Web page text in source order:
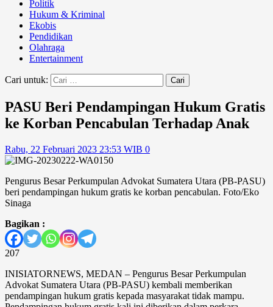
Politik
Hukum & Kriminal
Ekobis
Pendidikan
Olahraga
Entertainment
Cari untuk:
PASU Beri Pendampingan Hukum Gratis
ke Korban Pencabulan Terhadap Anak
Rabu, 22 Februari 2023 23:53 WIB 0
Pengurus Besar Perkumpulan Advokat Sumatera Utara (PB-PASU)
beri pendampingan hukum gratis ke korban pencabulan. Foto/Eko
Sinaga
Bagikan :
207
INISIATORNEWS, MEDAN – Pengurus Besar Perkumpulan
Advokat Sumatera Utara (PB-PASU) kembali memberikan
pendampingan hukum gratis kepada masyarakat tidak mampu.